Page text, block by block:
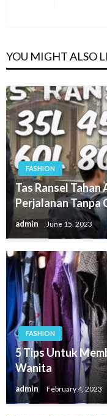
YOU MIGHT ALSO
FASHION
Tas Ransel Tahan
Perjalanan Tanpa
admin June 15, 2023
FASHION
5 Tips Untuk
Wanita
admin February 4, 2023